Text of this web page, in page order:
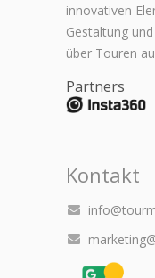
innovativen
Gestaltung
über Touren
Partners
Kontakt